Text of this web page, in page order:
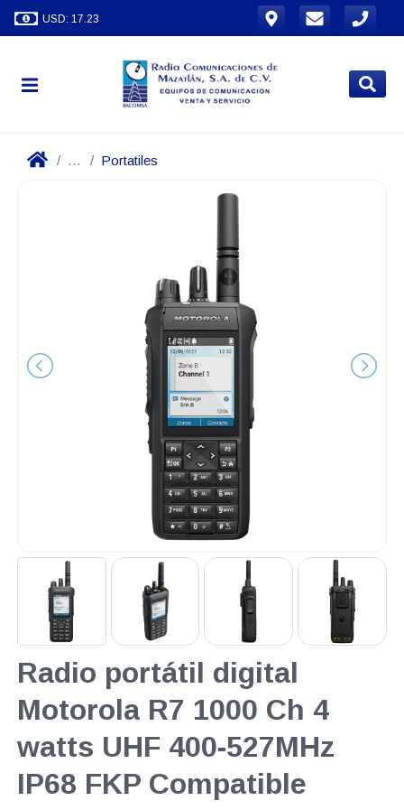
USD: 17.23
... Portatiles
Radio portátil digital
Motorola R7 1000 Ch 4
watts UHF 400-527MHz
IP68 FKP Compatible